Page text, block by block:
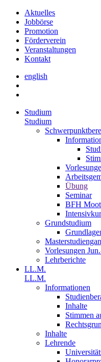
Aktuelles
Jobbörse
Promotion
Förderverein
Veranstaltungen
Kontakt
english
Studium
Studium
Übung
Seminar
BFH
Grundstudium
Vorlesungen
Lehrberichte
LL.M.
LL.M.
Informationen
Inhalte
Stimmen
Inhalte
Lehrende